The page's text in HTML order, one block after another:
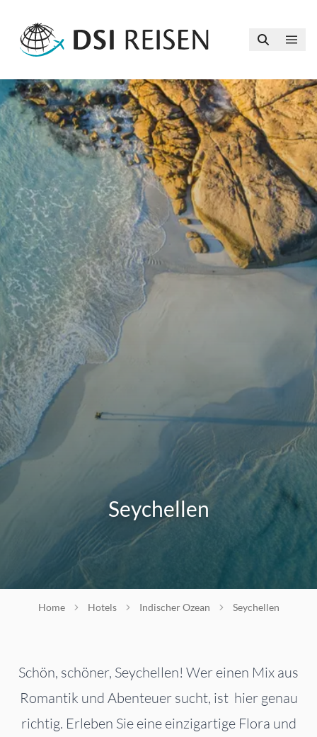
Seychellen
Home Hotels Indischer Ozean Seychellen
Schön, schöner, Seychellen! Wer einen Mix aus
Romantik und Abenteuer sucht, ist hier genau
richtig. Erleben Sie eine einzigartige Flora und